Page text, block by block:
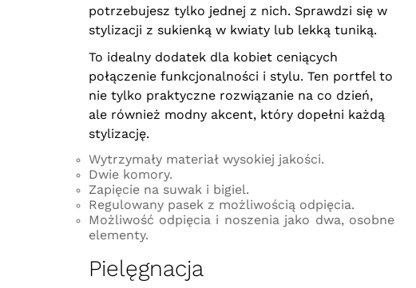
potrzebujesz tylko jednej z nich. Sprawdzi się w
stylizacji z sukienką w kwiaty lub lekką tuniką.
To idealny dodatek dla kobiet ceniących
połączenie funkcjonalności i stylu. Ten portfel to
nie tylko praktyczne rozwiązanie na co dzień,
ale również modny akcent, który dopełni każdą
stylizację.
Wytrzymały materiał wysokiej jakości.
Dwie komory.
Zapięcie na suwak i bigiel.
Regulowany pasek z możliwością odpięcia.
Możliwość odpięcia i noszenia jako dwa, osobne
elementy.
Pielęgnacja